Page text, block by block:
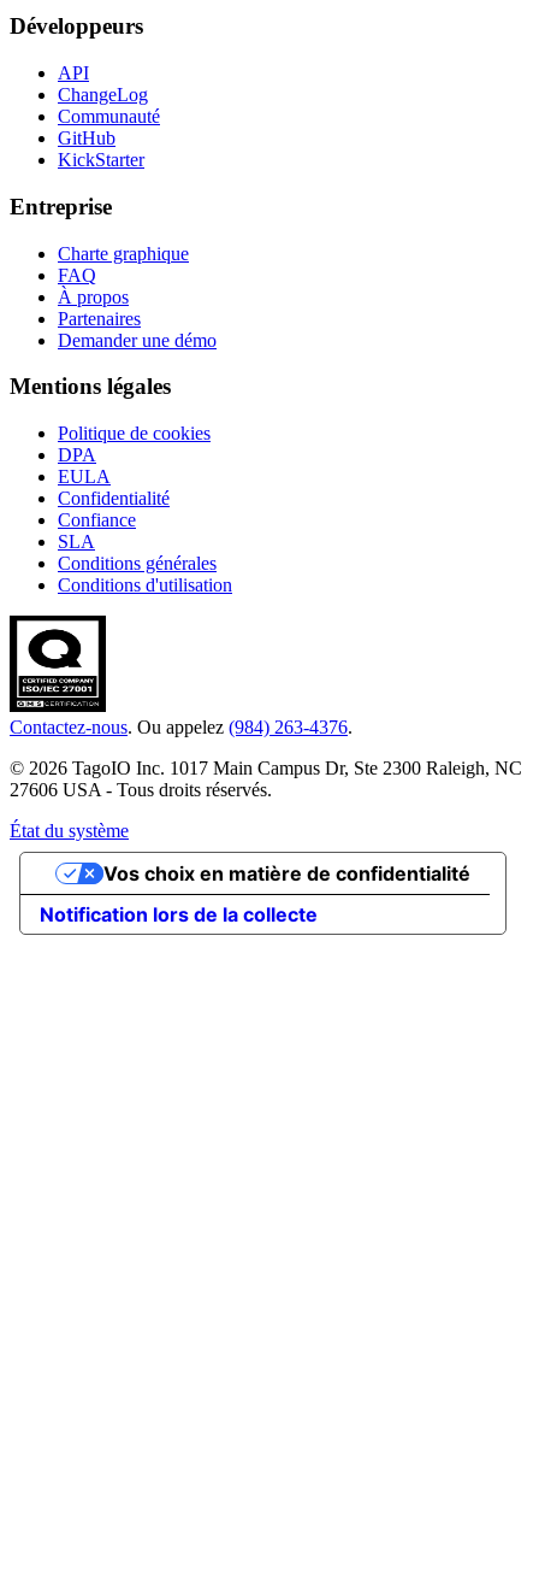
Développeurs
API
ChangeLog
Communauté
GitHub
KickStarter
Entreprise
Charte graphique
FAQ
À propos
Partenaires
Demander une démo
Mentions légales
Politique de cookies
DPA
EULA
Confidentialité
Confiance
SLA
Conditions générales
Conditions d'utilisation
Contactez-nous. Ou appelez (984) 263-4376.
© 2026 TagoIO Inc. 1017 Main Campus Dr, Ste 2300 Raleigh, NC
27606 USA - Tous droits réservés.
État du système
Notification lors de la collecte
Vos choix en matière de confidentialité